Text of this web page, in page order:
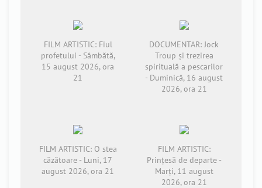
FILM ARTISTIC: Fiul
profetului - Sâmbătă,
15 august 2026, ora
21
DOCUMENTAR: Jock
Troup și trezirea
spirituală a pescarilor
- Duminică, 16 august
2026, ora 21
FILM ARTISTIC: O stea
căzătoare - Luni, 17
august 2026, ora 21
FILM ARTISTIC:
Prințesă de departe -
Marți, 11 august
2026, ora 21